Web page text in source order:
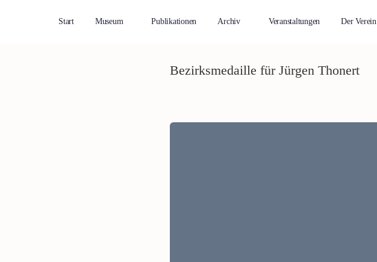
Start Museum Publikationen Archiv Veranstaltungen Der Verein
Bezirksmedaille für Jürgen Thonert